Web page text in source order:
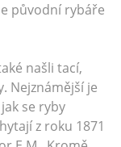
původní rybáře
našli tací,
Nejznámější je
se ryby
z roku 1871